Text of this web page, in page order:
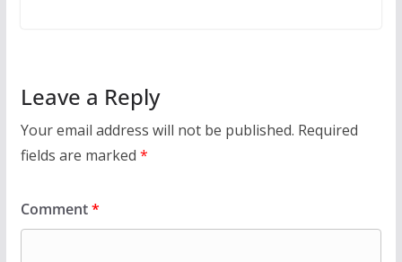
Leave a Reply
Your email address will not be published. Required
fields are marked *
Comment*